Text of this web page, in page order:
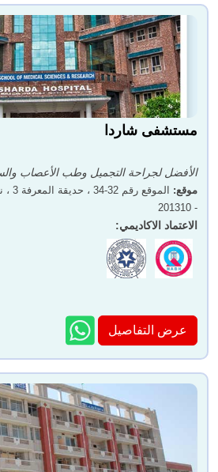
مستشفى شاردا
الأفضل لجراحة التجميل وطب الأعصاب
موقع:
- 201310
الاعتماد الاكاديمي:
عرض التفاصيل